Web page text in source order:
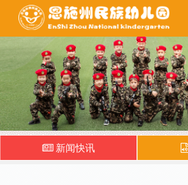
家园互动
备课系统
每周食谱
健康之窗
新闻快讯